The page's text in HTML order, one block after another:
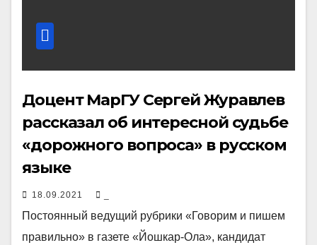
Доцент МарГУ Сергей Журавлев
рассказал об интересной судьбе
«дорожного вопроса» в русском
языке
18.09.2021
Постоянный ведущий рубрики «Говорим и пишем
правильно» в газете «Йошкар-Ола», кандидат